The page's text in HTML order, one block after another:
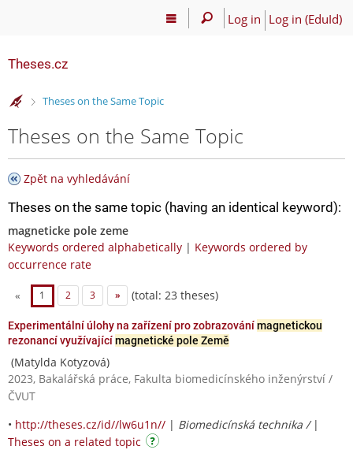
Log in Log in (EduId)
Theses.cz
>
Theses on the Same Topic
Theses on the Same Topic
Zpět na vyhledávání
Theses on the same topic (having an identical keyword):
magneticke pole zeme
Keywords ordered alphabetically | Keywords ordered by
occurrence rate
« 1 2 3 » (total: 23 theses)
Experimentální úlohy na zařízení pro zobrazovánímagnetickou
rezonancí využívajícímagnetické pole Země
(Matylda Kotyzová)
2023, Bakalářská práce, Fakulta biomedicínského inženýrství /
ČVUT
• http://theses.cz/id//lw6u1n// | Biomedicínská technika / |
Theses on a related topic